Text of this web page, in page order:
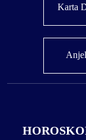
Karta